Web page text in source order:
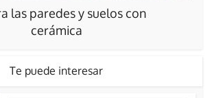
las paredes y suelos con
cerámica
Te puede interesar